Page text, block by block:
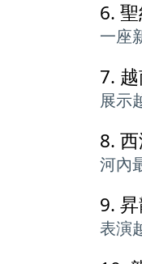
6.
一座
7.
展示
8.
河內
9.
表演